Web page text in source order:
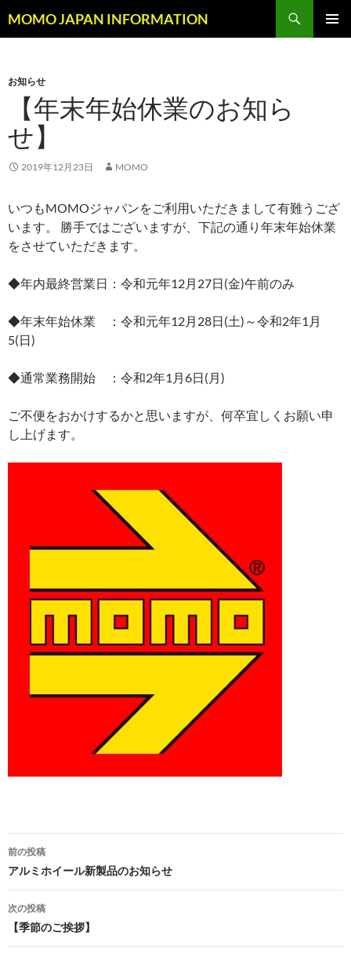
ン
ツ
キ
MOMO JAPAN INFORMATION
索
お知らせ
【年末年始休業のお知ら
せ】
2019年12月23日 MOMO
いつもMOMOジャパンをご利用いただきまして有難うござ
います。 勝手ではございますが、下記の通り年末年始休業
をさせていただきます。
◆年内最終営業日：令和元年12月27日(金)午前のみ
◆年末年始休業 ：令和元年12月28日(土)～令和2年1月
5(日)
◆通常業務開始 ：令和2年1月6日(月)
ご不便をおかけするかと思いますが、何卒宜しくお願い申
し上げます。
投
稿
ナ
ビ
ゲ
前の投稿
アルミホイール新製品のお知らせ
次の投稿
【季節のご挨拶】